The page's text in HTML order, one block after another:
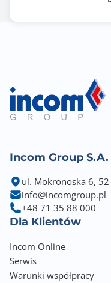
Incom Group
ul. Mokronoska 6,
info@incomgroup.pl
+48 71 35 88 000
Dla Klientów
Incom Online
Serwis
Warunki współpracy